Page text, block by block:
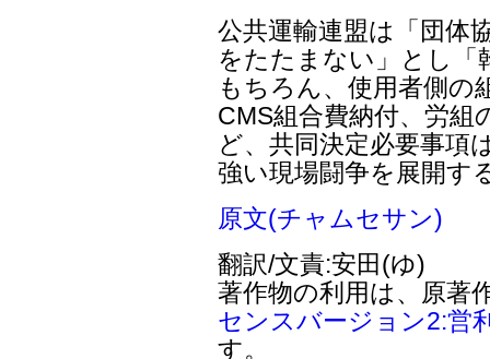
公共運輸連盟は「団体
をたたまない」とし「
もちろん、使用者側の
CMS組合費納付、労組
ど、共同決定必要事項
強い現場闘争を展開す
原文(チャムセサン)
翻訳/文責:安田(ゆ)
著作物の利用は、原著
センスバージョン2:営
す。